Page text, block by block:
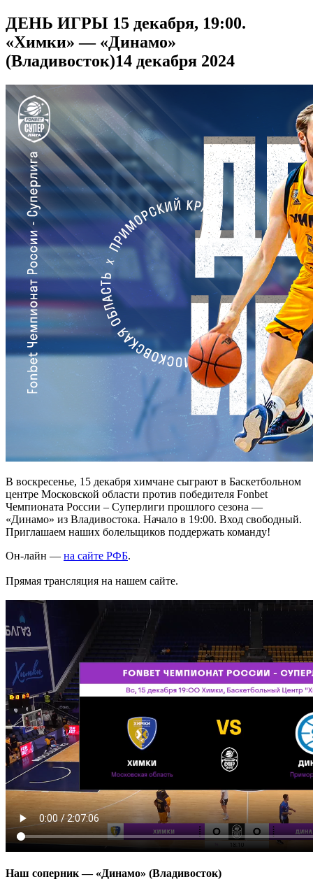
ДЕНЬ ИГРЫ 15 декабря, 19:00.
«Химки» — «Динамо»
(Владивосток)14 декабря 2024
В воскресенье, 15 декабря химчане сыграют в Баскетбольном
центре Московской области против победителя Fonbet
Чемпионата России – Суперлиги прошлого сезона —
«Динамо» из Владивостока. Начало в 19:00. Вход свободный.
Приглашаем наших болельщиков поддержать команду!
Он-лайн — на сайте РФБ.
Прямая трансляция на нашем сайте.
Наш соперник — «Динамо» (Владивосток)